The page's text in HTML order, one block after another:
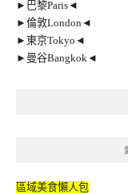
►巴黎Paris◄
►倫敦London◄
►東京Tokyo◄
►曼谷Bangkok◄
區域美食懶人包